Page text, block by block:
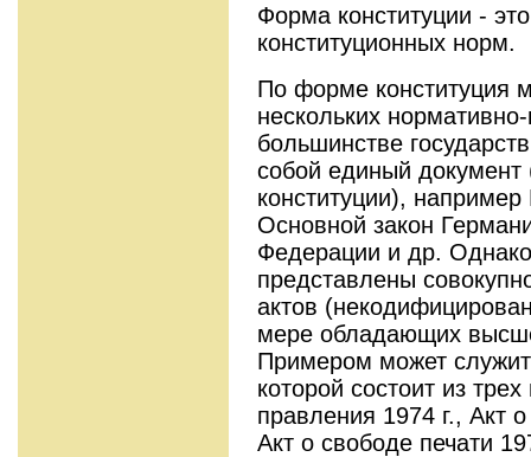
Форма конституции -
конституционных норм.
По форме конституция
нескольких
большинстве
собой единый
конституции),
Основной закон
Федерации и др.
представлены
актов
мере обладающих
Примером может
которой состоит из
правления 1974 г., Акт
Акт о свободе печати